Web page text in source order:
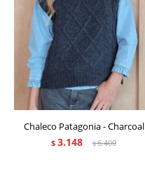
Chaleco Patagonia - Charcoal
$ 3.148 $6.400